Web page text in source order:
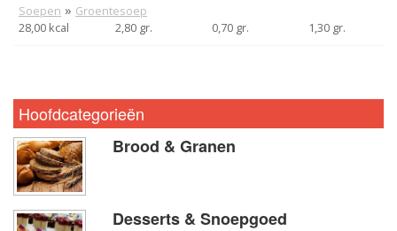
Soepen » Groentesoep
28,00 kcal
2,80 gr. 0,70 gr. 1,30 gr.
Hoofdcategorieën
Brood & Granen
Desserts & Snoepgoed